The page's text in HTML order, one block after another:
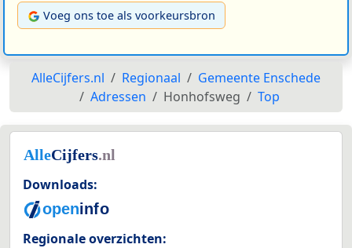
Voeg ons toe als voorkeursbron
AlleCijfers.nl Regionaal
Gemeente Enschede
Adressen
Honhofsweg Top
Downloads:
Regionale overzichten: